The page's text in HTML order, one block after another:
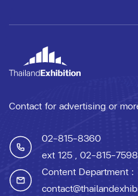
Contact for advertising or
02-815-8360
ext 125 , 02-815-7598
Content Department :